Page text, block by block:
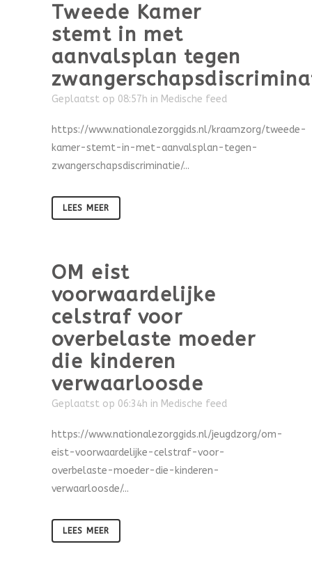
Tweede Kamer
stemt in met
aanvalsplan tegen
Geplaatst op 08:57h in Medische feed
https://www.nationalezorggids.nl/kraamzorg/tweede-
kamer-stemt-in-met-aanvalsplan-tegen-
zwangerschapsdiscriminatie/...
LEES MEER
OM eist
voorwaardelijke
celstraf voor
overbelaste moeder
die kinderen
verwaarloosde
Geplaatst op 06:34h in Medische feed
https://www.nationalezorggids.nl/jeugdzorg/om-
eist-voorwaardelijke-celstraf-voor-
overbelaste-moeder-die-kinderen-
verwaarloosde/...
LEES MEER